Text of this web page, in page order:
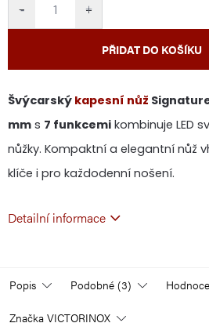
+
−
PŘIDAT DO KOŠÍKU
Švýcarský kapesní nůž Signature
mm s 7 funkcemi kombinuje LED
nůžky. Kompaktní a elegantní nůž
klíče i pro každodenní nošení.
Detailní informace
Popis Podobné (3)
Značka VICTORINOX